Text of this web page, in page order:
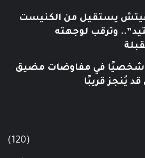
يستقيل من الكنيست
وترقب لوجهته
شخصيًا في مفاوضات مضيق
قد يُنجز قريبًا
(120)